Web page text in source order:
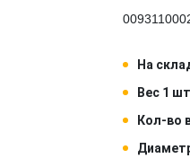
На
Вес 1
Кол-во